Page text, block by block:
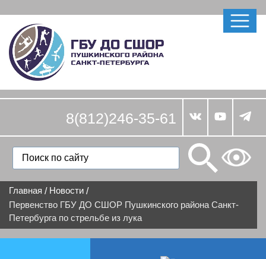
8(812)246-35-61
Главная / Новости /
Первенство ГБУ ДО СШОР Пушкинского района Санкт-
Петербурга по стрельбе из лука